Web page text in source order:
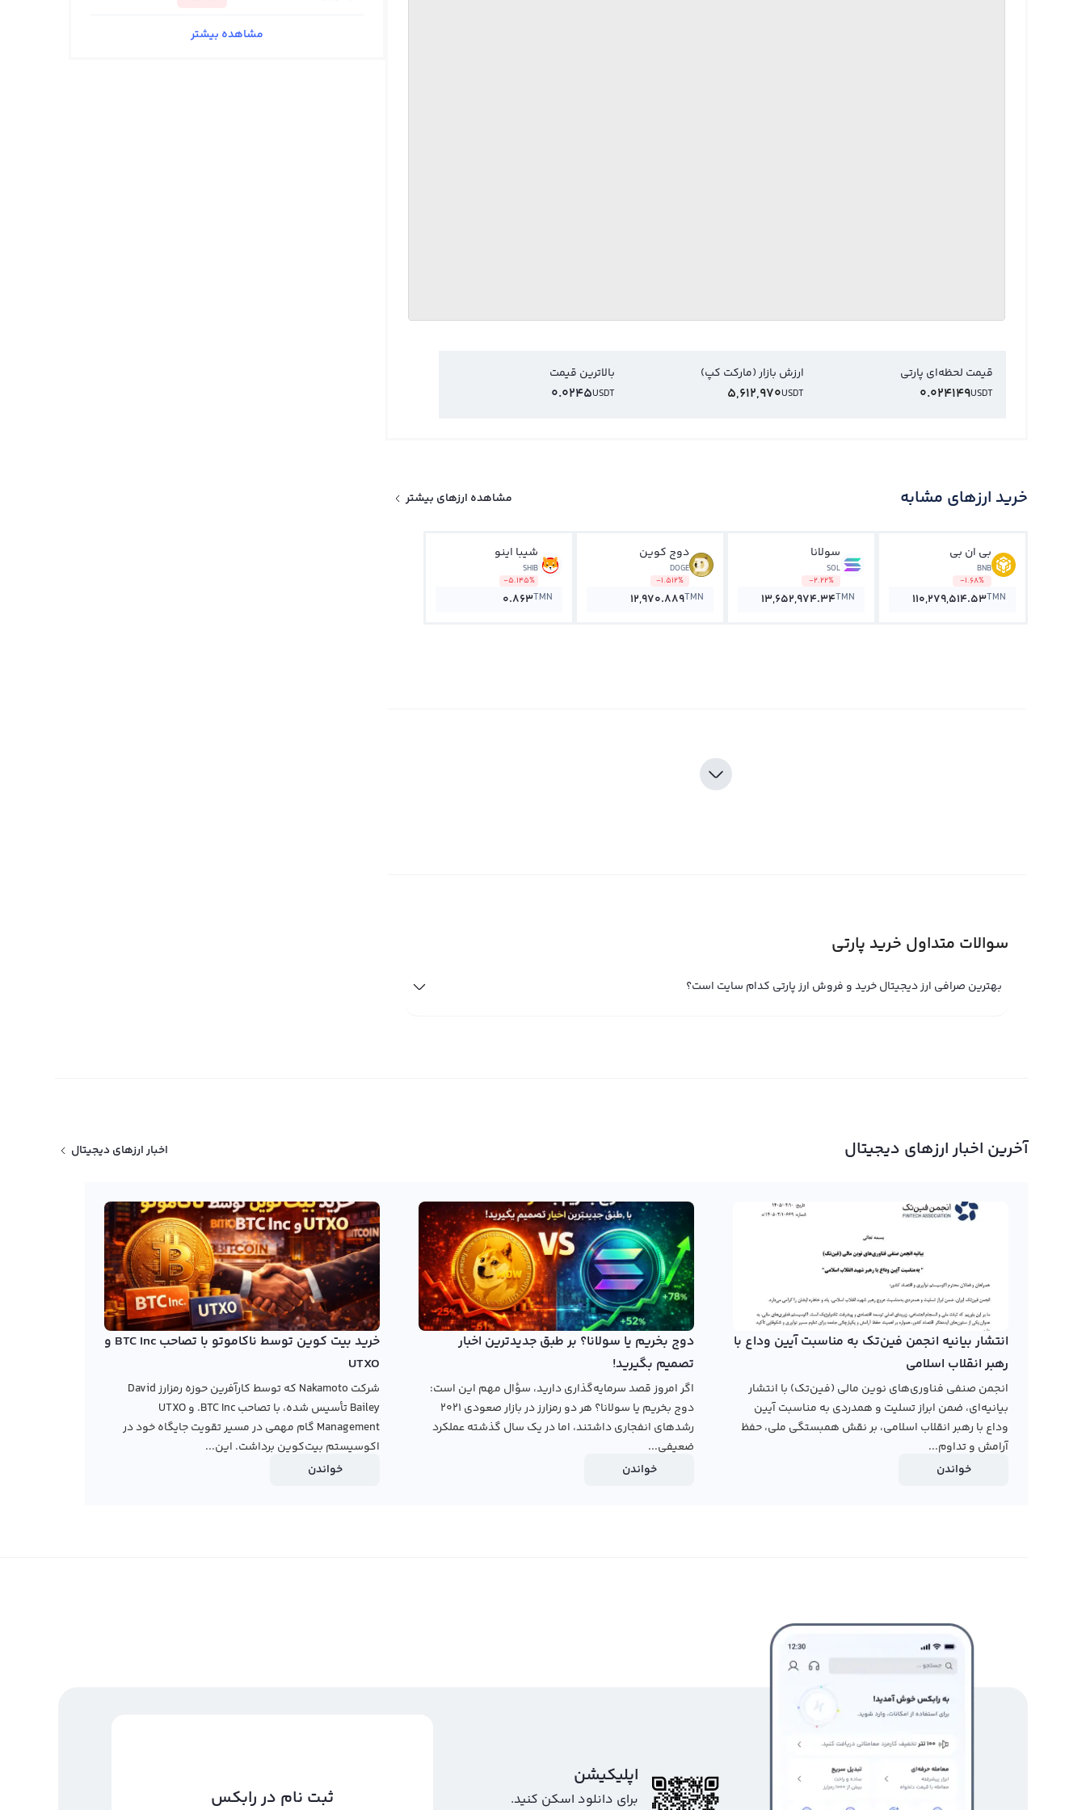
قیمت لحظه‌ای پارتی
USDT
0.024149
ارزش بازار (مارکت کپ)
USDT
5,612,970
بالاترین قیمت
USDT
0.0245
خرید ارزهای مشابه مشاهده ارزهای بیشتر
بی ان بی
BNB
-1.68%
110,279,514.53TMN
سولانا
SOL
-2.22%
13,652,974.34TMN
دوج کوین
DOGE
-1.512%
12,970.889TMN
شیبا اینو
SHIB
-5.145%
0.863TMN
سوالات متداول خرید پارتی
بهترین صرافی ارز دیجیتال خرید و فروش ارز پارتی کدام سایت است؟
آخرین اخبار ارزهای دیجیتال اخبار ارزهای دیجیتال
انتشار بیانیه انجمن فین‌تک به مناسبت آیین وداع با
رهبر انقلاب اسلامی
انجمن صنفی فناوری‌های نوین مالی (فین‌تک) با انتشار
بیانیه‌ای، ضمن ابراز تسلیت و همدردی به مناسبت آیین
وداع با رهبر انقلاب اسلامی، بر نقش همبستگی ملی، حفظ
آرامش و تداوم...
خواندن
دوج بخریم یا سولانا؟ بر طبق جدیدترین اخبار
تصمیم بگیرید!
اگر امروز قصد سرمایه‌گذاری دارید، سؤال مهم این است:
دوج بخریم یا سولانا؟ هر دو رمزارز در بازار صعودی ۲۰۲۱
رشدهای انفجاری داشتند، اما در یک سال گذشته عملکرد
ضعیفی...
خواندن
خرید بیت کوین توسط ناکاموتو با تصاحب BTC Inc و
UTXO
شرکت Nakamoto که توسط کارآفرین حوزه رمزارز David
Bailey تأسیس شده، با تصاحب BTC Inc. و UTXO
Management گام مهمی در مسیر تقویت جایگاه خود در
اکوسیستم بیت‌کوین برداشت. این...
خواندن
اپلیکیشن
برای دانلود اسکن کنید. ثبت نام در رابکس
مشاهده بیشتر